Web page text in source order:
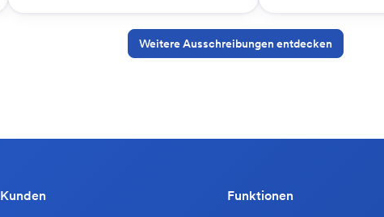
Weitere Ausschreibungen entdecken
Kunden Funktionen